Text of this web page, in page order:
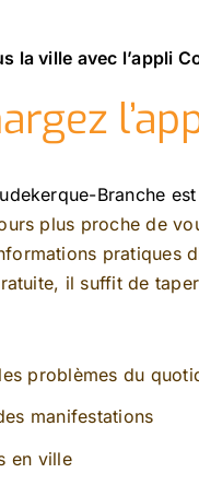
la ville avec l’appli
Branche
plus proche de
pratiques
il suffit de
problèmes du
manifestations
en ville